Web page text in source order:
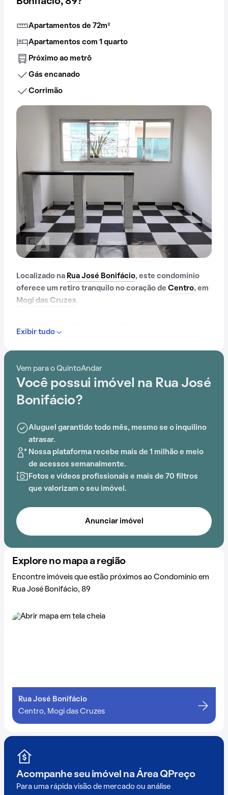
Apartamentos de 72m²
Apartamentos com 1 quarto
Próximo ao metrô
Gás encanado
Corrimão
Localizado na Rua José Bonifácio, este condomínio
oferece um retiro tranquilo no coração de Centro, em
Mogi das Cruzes.
conveniência é aprimorada pela proximidade com
Ensino Fundamental Professora Botyra Camorim
Gatti, Colégio Cristão Leão de Judá, Praça Deputado
Paulo Kobayashi e Centro Oncológico, tornando a vida
Exibir tudo
Vem para o QuintoAndar
Você possui imóvel na Rua José
Bonifácio?
Aluguel garantido todo mês, mesmo se o inquilino
atrasar.
Nossa plataforma recebe mais de 1 milhão e meio
de acessos semanalmente.
Fotos e vídeos profissionais e mais de 70 filtros
que valorizam o seu imóvel.
Anunciar imóvel
Explore no mapa a região
Encontre imóveis que estão próximos ao Condomínio em
Rua José Bonifácio, 89
Rua José Bonifácio
Centro, Mogi das Cruzes
Acompanhe seu imóvel na Área QPreço
Para uma rápida visão de mercado ou análise